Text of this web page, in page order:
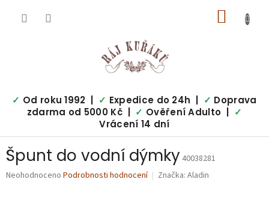
KOŠÍK
✓ Od roku 1992 | ✓ Expedice do 24h | ✓ Doprava
zdarma od 5000 Kč | ✓ Ověření Adulto |
✓
Vrácení 14 dní
Špunt do vodní dýmky 40038281
Průměrné
Neohodnoceno Podrobnosti hodnocení Značka: Aladin